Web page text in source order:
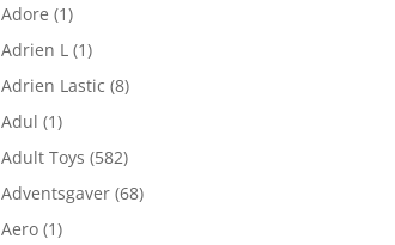
Adore (1)
Adrien L (1)
Adrien Lastic (8)
Adul (1)
Adult Toys (582)
Adventsgaver (68)
Aero (1)